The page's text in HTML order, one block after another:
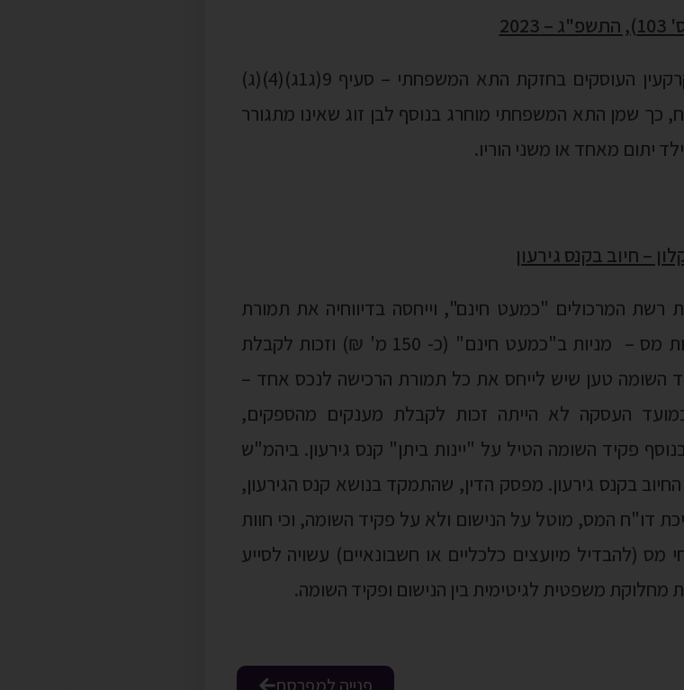
תוקן הנוסח של שני סעיפים בחוק מיסוי מקרקעין העוסקים בחזקת התא המשפחתי – סעיף 9(ג1ג)(4)(ג)
49(ב) לעניין מס שבח, כך שמן התא המשפחתי מוחרג בנוסף לבן זוג שאינו מתגורר
רשת המרכולים "כמעט חינם", וייחסה בדיווחיה את תמורת
הרכישה לשני נכסים באופן שהקנה לה הטבות מס – מניות ב"כמעט חינם" (כ- 150 מ' ₪) וזכות לקבלת
(כ- 110 מ' ₪). פקיד השומה טען שיש לייחס את כל תמורת הרכישה לנכס אחד –
העסקה לא הייתה זכות לקבלת מענקים מהספקים,
פקיד השומה הטיל על "יינות ביתן" קנס גירעון. ביהמ"ש
בקנס גירעון. מפסק הדין, שהתמקד בנושא קנס הגירעון,
דו"ח המס, מוטל על הנישום ולא על פקיד השומה, וכי חוות
(להבדיל מיועצים כלכליים או חשבונאיים) עשויה לסייע
משפטית לגיטימית בין הנישום ופקיד השומה.
פנייה למפרסם